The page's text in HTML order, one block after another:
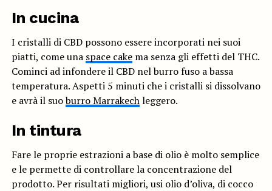
In cucina
I cristalli di CBD possono essere incorporati nei suoi
piatti, come una space cakema senza gli effetti del THC.
Cominci ad infondere il CBD nel burro fuso a bassa
temperatura. Aspetti 5 minuti che i cristalli si dissolvano
e avrà il suoburro Marrakechleggero.
In tintura
Fare le proprie estrazioni a base di olio è molto semplice
e le permette di controllare la concentrazione del
prodotto. Per risultati migliori, usi olio d’oliva, di cocco